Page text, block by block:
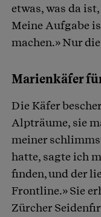
etwas, was da
Meine Aufgabe
machen.» Nur
Marienkäfer
Die Käfer
Alpträume, sie
meiner
hatte, sagte ich
finden, und der
Frontline.» Sie
Zürcher